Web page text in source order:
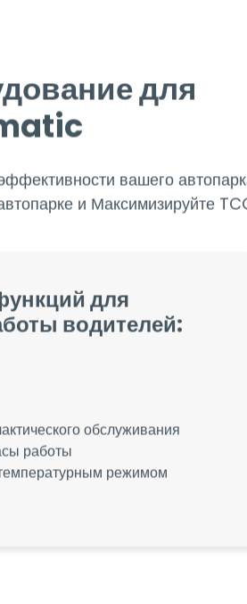
вашего автопарка.
обслуживания
работы
режимом